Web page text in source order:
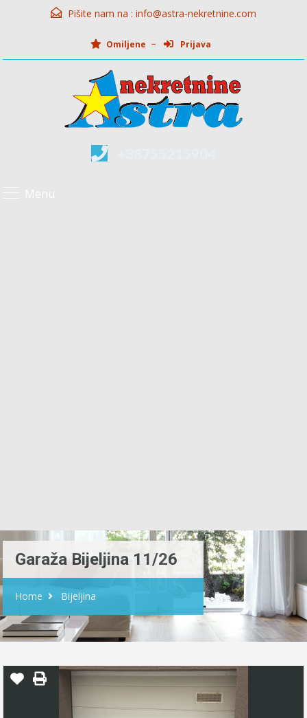
Pišite nam na : info@astra-nekretnine.com
Omiljene Prijava
Garaža Bijeljina 11/26
Home Bijeljina